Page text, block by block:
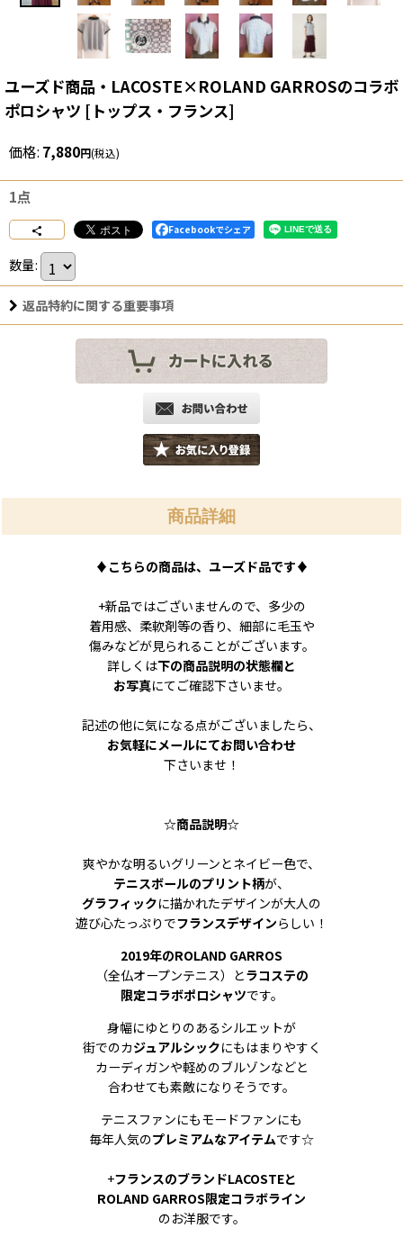
ユーズド商品・LACOSTE×ROLAND GARROSのコラボ
ポロシャツ [ トップス・フランス]
価格: 7,880円(税込)
1点
Facebookでシェア
数量:
返品特約に関する重要事項
商品詳細
♦こちらの商品は、ユーズド品です♦
+新品ではございませんので、多少の
着用感、柔軟剤等の香り、細部に毛玉や
傷みなどが見られることがございます。
詳しくは下の商品説明の状態欄と
お写真にてご確認下さいませ。
記述の他に気になる点がございましたら、
お気軽にメールにてお問い合わせ
下さいませ！
☆商品説明☆
爽やかな明るいグリーンとネイビー色で、
テニスボールのプリント柄が、
グラフィックに描かれたデザインが大人の
遊び心たっぷりでフランスデザインらしい！
2019年のROLAND GARROS
（全仏オープンテニス）とラコステの
限定コラボポロシャツです。
身幅にゆとりのあるシルエットが
街でのカジュアルシックにもはまりやすく
カーディガンや軽めのブルゾンなどと
合わせても素敵になりそうです。
テニスファンにもモードファンにも
毎年人気のプレミアムなアイテムです☆
+フランスのブランドLACOSTEと
ROLAND GARROS限定コラボライン
のお洋服です。